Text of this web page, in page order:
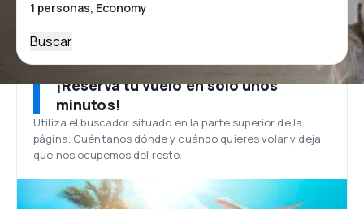
Buscar
¡Reserva tu vuelo en solo unos
minutos!
Utiliza el buscador situado en la parte superior de la
página. Cuéntanos dónde y cuándo quieres volar y deja
que nos ocupemos del resto.